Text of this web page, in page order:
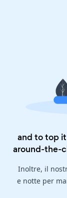
and to top
around-the-
Inoltre, il
e notte per